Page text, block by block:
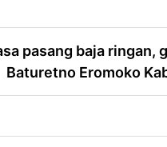
pasang baja ringan,
Baturetno Eromoko